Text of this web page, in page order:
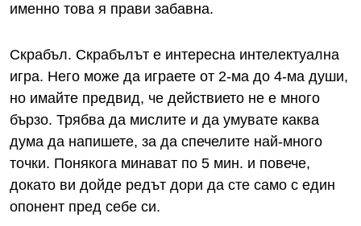
именно това я прави забавна.
Скрабъл. Скрабълът е интересна интелектуална
игра. Него може да играете от 2-ма до 4-ма души,
но имайте предвид, че действието не е много
бързо. Трябва да мислите и да умувате каква
дума да напишете, за да спечелите най-много
точки. Понякога минават по 5 мин. и повече,
докато ви дойде редът дори да сте само с един
опонент пред себе си.